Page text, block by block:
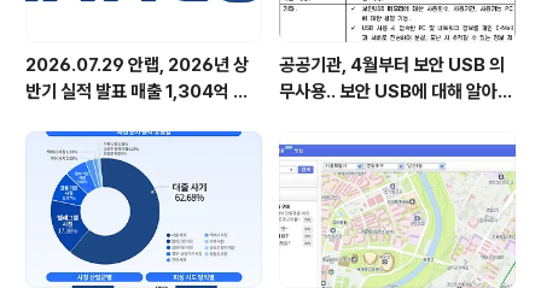
2026.07.29 안랩, 2026년 상
반기 실적 발표 매출 1,304억 원,
공공기관, 4월부터 보안 USB 의
무사용.. 보안 USB에 대해 알아봅